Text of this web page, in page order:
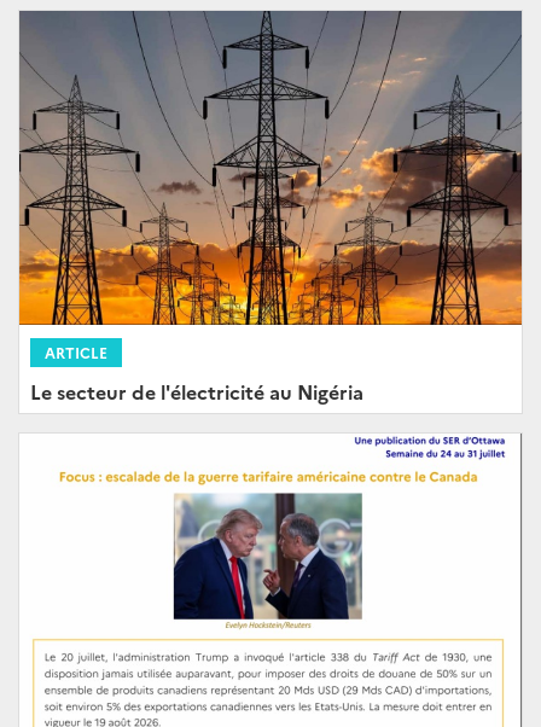
ARTICLE
Le secteur de l'électricité au Nigéria